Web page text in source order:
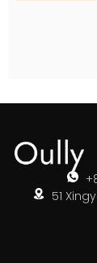
51